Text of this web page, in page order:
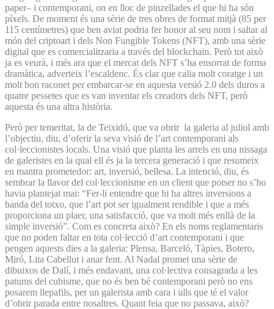
paper– i contemporani, on en lloc de pinzellades el que hi ha són
píxels. De moment és una sèrie de tres obres de format mitjà (85 per
115 centímetres) que ben aviat podria fer honor al seu nom i saltar al
món del criptoart i dels Non Fungible Tokens (NFT), amb una sèrie
digital que es comercialitzaria a través del blockchain. Però tot això
ja es veurà, i més ara que el mercat dels NFT s’ha ensorrat de forma
dramàtica, adverteix l’escaldenc. És clar que calia molt coratge i un
molt bon raconet per embarcar-se en aquesta versió 2.0 dels duros a
quatre pessetes que es van inventar els creadors dels NFT, però
aquesta és una altra història.
Però per temeritat, la de Teixidó, que va obrir la galeria al juliol amb
l’objectiu, diu, d’oferir la seva visió de l’art contemporani als
col·leccionistes locals. Una visió que planta les arrels en una nissaga
de galeristes en la qual ell és ja la tercera generació i que resumeix
en mantra prometedor: art, inversió, bellesa. La intenció, diu, és
sembrar la llavor del col·leccionisme en un client que potser no s’ho
havia plantejat mai: “Fer-li entendre que hi ha altres inversions a
banda del totxo, que l’art pot ser igualment rendible i que a més
proporciona un plaer, una satisfacció, que va molt més enllà de la
simple inversió”. Com es concreta això? En els noms reglamentaris
que no poden faltar en tota col·lecció d’art contemporani i que
pengen aquests dies a la galeria: Plensa, Barceló, Tàpies, Botero,
Miró, Lita Cabellut i anar fent. Al Nadal promet una sèrie de
dibuixos de Dalí, i més endavant, una col·lectiva consagrada a les
patums del cubisme, que no és ben bé contemporani però no ens
posarem llepafils, per un galerista amb cara i ulls que té el valor
d’obrir parada entre nosaltres. Quant feia que no passava, això?